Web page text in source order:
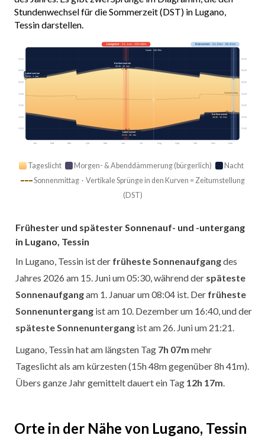
Stundenwechsel für die Sommerzeit (DST) in Lugano,
Tessin darstellen.
Jan Feb Mär Apr Mai Jun Jul Aug Sep Okt Nov Dez
Sonnenmittag
03:00 03:00
06:00 06:00
09:00 09:00
12:00 12:00
15:00 15:00
18:00 18:00
21:00 21:00
Längster· 21. Jun · 15h 48m Kürzester· 21. Dez · 8h 41m
Heute · 14h 35m
Earliest sunrise
05:30 · 15. Jun
Latest sunrise
08:04 · 1. Jan
Earliest sunset
16:40 · 10. Dez
Latest sunset
21:21 · 26. Jun
Tageslicht Morgen- & Abenddämmerung (bürgerlich)
Nacht
Sonnenmittag · Vertikale Sprünge in den Kurven = Zeitumstellung
(DST)
Frühester und spätester Sonnenauf- und -untergang
in Lugano, Tessin
In Lugano, Tessin ist der früheste Sonnenaufgangdes
Jahres 2026 am 15. Juni um 05:30, während der späteste
Sonnenaufgangam 1. Januar um 08:04 ist. Der früheste
Sonnenuntergang ist am 10. Dezember um 16:40, und der
späteste Sonnenuntergang ist am 26. Juni um 21:21.
Lugano, Tessin hat am längsten Tag 7h 07m mehr
Tageslicht als am kürzesten (15h 48m gegenüber 8h 41m).
Übers ganze Jahr gemittelt dauert ein Tag 12h 17m
Orte in der Nähe von Lugano, Tessin